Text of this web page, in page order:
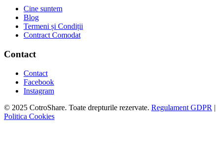
Cine suntem
Blog
Termeni și Condiții
Contract Comodat
Contact
Contact
Facebook
Instagram
© 2025 CotroShare. Toate drepturile rezervate. Regulament GDPR |
Politica Cookies